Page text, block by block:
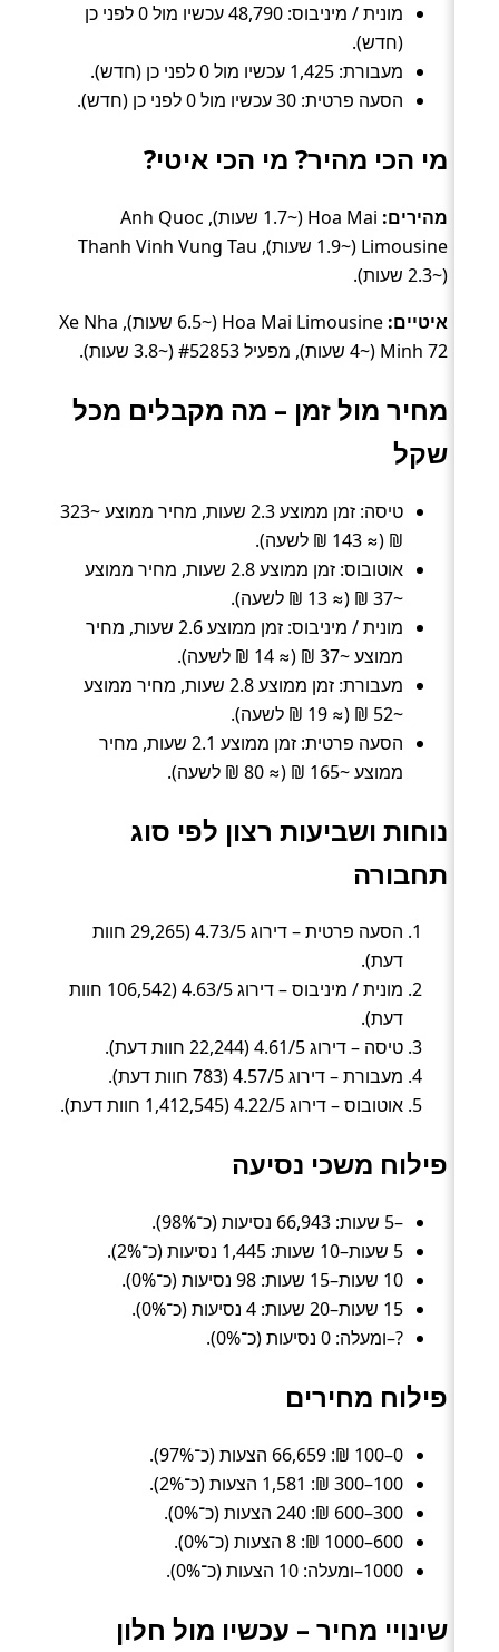
מונית / מיניבוס: 48,790 עכשיו מול 0 לפני כן
(חדש).
מעבורת: 1,425 עכשיו מול 0 לפני כן (חדש).
הסעה פרטית: 30 עכשיו מול 0 לפני כן (חדש).
מי הכי מהיר? מי הכי איטי?
מהירים:
Hoa Mai (~1.7 שעות), Anh Quoc
Limousine (~1.9 שעות), Thanh Vinh Vung Tau
(~2.3 שעות).
איטיים:
Hoa Mai Limousine (~6.5 שעות), Xe Nha
Minh 72 (~4 שעות), מפעיל #52853 (~3.8 שעות).
מחיר מול זמן – מה מקבלים מכל
שקל
טיסה: זמן ממוצע 2.3 שעות, מחיר ממוצע ~323
₪ (≈ 143 ₪ לשעה).
אוטובוס: זמן ממוצע 2.8 שעות, מחיר ממוצע
~37 ₪ (≈ 13 ₪ לשעה).
מונית / מיניבוס: זמן ממוצע 2.6 שעות, מחיר
ממוצע ~37 ₪ (≈ 14 ₪ לשעה).
מעבורת: זמן ממוצע 2.8 שעות, מחיר ממוצע
~52 ₪ (≈ 19 ₪ לשעה).
הסעה פרטית: זמן ממוצע 2.1 שעות, מחיר
ממוצע ~165 ₪ (≈ 80 ₪ לשעה).
נוחות ושביעות רצון לפי סוג
תחבורה
הסעה פרטית – דירוג 4.73/5 (29,265 חוות
דעת).
מונית / מיניבוס – דירוג 4.63/5 (106,542 חוות
דעת).
טיסה – דירוג 4.61/5 (22,244 חוות דעת).
מעבורת – דירוג 4.57/5 (783 חוות דעת).
אוטובוס – דירוג 4.22/5 (1,412,545 חוות דעת).
פילוח משכי נסיעה
–5 שעות: 66,943 נסיעות (כ־98%).
5 שעות–10 שעות: 1,445 נסיעות (כ־2%).
10 שעות–15 שעות: 98 נסיעות (כ־0%).
15 שעות–20 שעות: 4 נסיעות (כ־0%).
?–ומעלה: 0 נסיעות (כ־0%).
פילוח מחירים
0–100 ₪: 66,659 הצעות (כ־97%).
100–300 ₪: 1,581 הצעות (כ־2%).
300–600 ₪: 240 הצעות (כ־0%).
600–1000 ₪: 8 הצעות (כ־0%).
1000–ומעלה: 10 הצעות (כ־0%).
שינויי מחיר – עכשיו מול חלון